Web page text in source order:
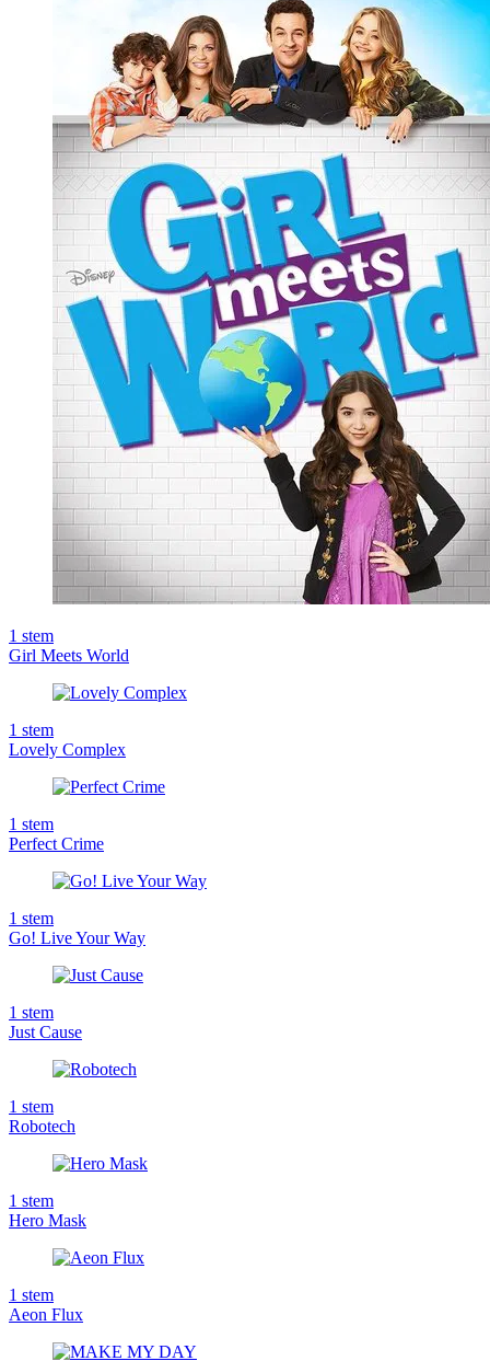
1 stem
Girl Meets World
1 stem
Lovely Complex
1 stem
Perfect Crime
1 stem
Go! Live Your Way
1 stem
Just Cause
1 stem
Robotech
1 stem
Hero Mask
1 stem
Aeon Flux